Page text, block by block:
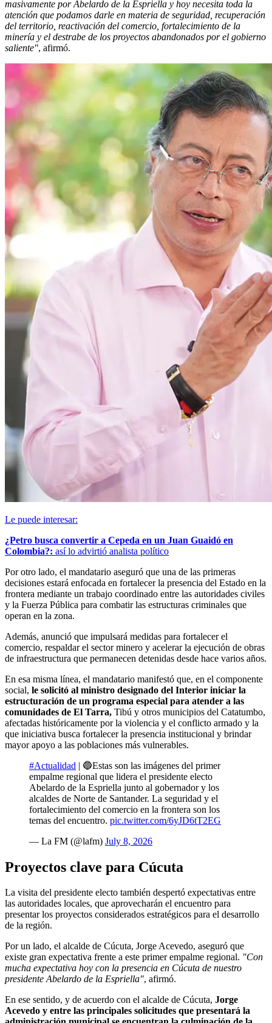
masivamente por Abelardo de la Espriella y hoy necesita toda la
atención que podamos darle en materia de seguridad, recuperación
del territorio, reactivación del comercio, fortalecimiento de la
minería y el destrabe de los proyectos abandonados por el gobierno
saliente", afirmó.
Le puede interesar:
¿Petro busca convertir a Cepeda en un Juan Guaidó en
Colombia?: así lo advirtió analista político
Por otro lado, el mandatario aseguró que una de las primeras
decisiones estará enfocada en fortalecer la presencia del Estado en la
frontera mediante un trabajo coordinado entre las autoridades civiles
y la Fuerza Pública para combatir las estructuras criminales que
operan en la zona.
Además, anunció que impulsará medidas para fortalecer el
comercio, respaldar el sector minero y acelerar la ejecución de obras
de infraestructura que permanecen detenidas desde hace varios años.
En esa misma línea, el mandatario manifestó que, en el componente
social, le solicitó al ministro designado del Interior iniciar la
estructuración de un programa especial para atender a las
comunidades de El Tarra, Tibú y otros municipios del Catatumbo,
afectadas históricamente por la violencia y el conflicto armado y la
que iniciativa busca fortalecer la presencia institucional y brindar
mayor apoyo a las poblaciones más vulnerables.
#Actualidad | 🔵Estas son las imágenes del primer
empalme regional que lidera el presidente electo
Abelardo de la Espriella junto al gobernador y los
alcaldes de Norte de Santander. La seguridad y el
fortalecimiento del comercio en la frontera son los
temas del encuentro. pic.twitter.com/6yJD6tT2EG
— La FM (@lafm) July 8, 2026
Proyectos clave para Cúcuta
La visita del presidente electo también despertó expectativas entre
las autoridades locales, que aprovecharán el encuentro para
presentar los proyectos considerados estratégicos para el desarrollo
de la región.
Por un lado, el alcalde de Cúcuta, Jorge Acevedo, aseguró que
existe gran expectativa frente a este primer empalme regional. "Con
mucha expectativa hoy con la presencia en Cúcuta de nuestro
presidente Abelardo de la Espriella", afirmó.
En ese sentido, y de acuerdo con el alcalde de Cúcuta, Jorge
Acevedo y entre las principales solicitudes que presentará la